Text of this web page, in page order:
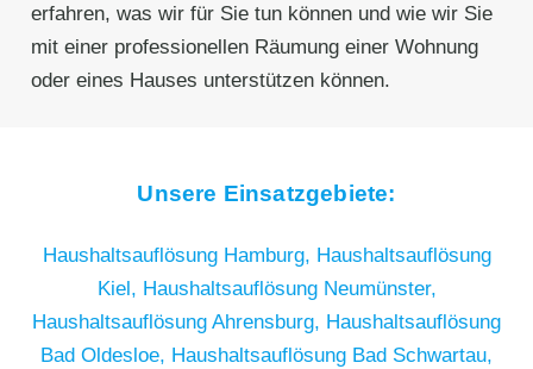
erfahren, was wir für Sie tun können und wie wir Sie
mit einer professionellen Räumung einer Wohnung
oder eines Hauses unterstützen können.
Unsere Einsatzgebiete:
Haushaltsauflösung Hamburg, Haushaltsauflösung
Kiel, Haushaltsauflösung Neumünster,
Haushaltsauflösung Ahrensburg, Haushaltsauflösung
Bad Oldesloe, Haushaltsauflösung Bad Schwartau,